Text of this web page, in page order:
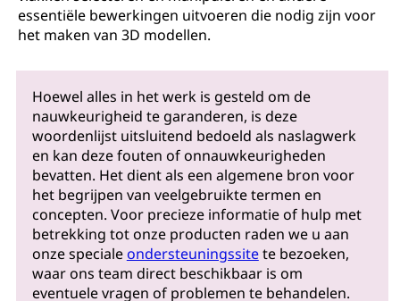
essentiële bewerkingen uitvoeren die nodig zijn voor
het maken van 3D modellen.
Hoewel alles in het werk is gesteld om de
nauwkeurigheid te garanderen, is deze
woordenlijst uitsluitend bedoeld als naslagwerk
en kan deze fouten of onnauwkeurigheden
bevatten. Het dient als een algemene bron voor
het begrijpen van veelgebruikte termen en
concepten. Voor precieze informatie of hulp met
betrekking tot onze producten raden we u aan
onze specialeondersteuningssitete bezoeken,
waar ons team direct beschikbaar is om
eventuele vragen of problemen te behandelen.